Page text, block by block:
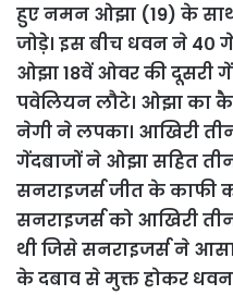
हुए नमन ओझा (19) के
जोड़े। इस बीच धवन ने 4०
ओझा 18वें ओवर की दूसरी
पवेलियन लौटे। ओझा का
नेगी ने लपका। आखिरी
गेंदबाजों ने ओझा सहित
सनराइजर्स जीत के काफी
सनराइजर्स को आखिरी
थी जिसे सनराइजर्स ने
के दबाव से मुक्त होकर